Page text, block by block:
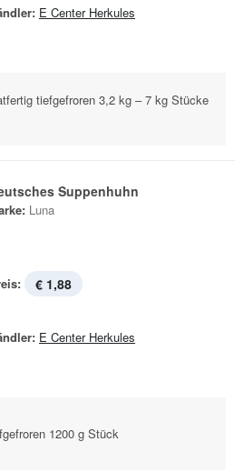
E Center Herkules
tiefgefroren 3,2 kg – 7 kg Stücke
Suppenhuhn
Luna
€ 1,88
E Center Herkules
1200 g Stück